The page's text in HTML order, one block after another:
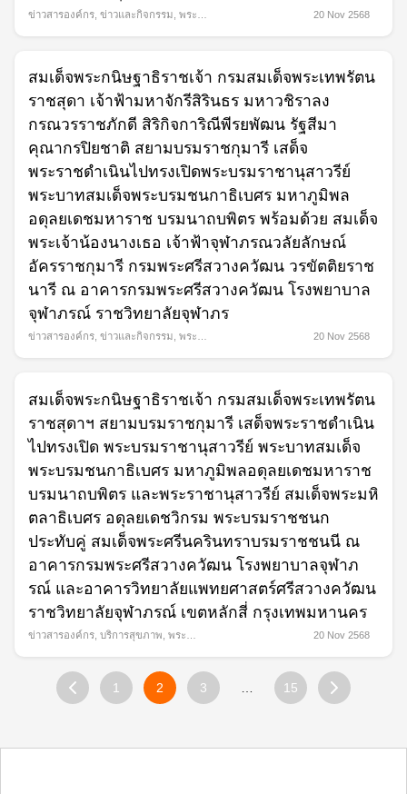
ข่าวสารองค์กร ข่าวและกิจกรรม พระ
20 Nov 2568
สมเด็จพระกนิษฐาธิราชเจ้า กรมสมเด็จพระเทพรัตน
ราชสุดา เจ้าฟ้ามหาจักรีสิรินธร มหาวชิราลง
กรณวรราชภักดี สิริกิจการิณีพีรยพัฒน รัฐสีมา
คุณากรปิยชาติ สยามบรมราชกุมารี เสด็จ
พระราชดำเนินไปทรงเปิดพระบรมราชานุสาวรีย์
พระบาทสมเด็จพระบรมชนกาธิเบศร มหาภูมิพล
อดุลยเดชมหาราช บรมนาถบพิตร พร้อมด้วย สมเด็จ
พระเจ้าน้องนางเธอ เจ้าฟ้าจุฬาภรณวลัยลักษณ์
อัครราชกุมารี กรมพระศรีสวางควัฒน วรขัตติยราช
นารี ณ อาคารกรมพระศรีสวางควัฒน โรงพยาบาล
จุฬาภรณ์ ราชวิทยาลัยจุฬาภร
ข่าวสารองค์กร ข่าวและกิจกรรม พระ
20 Nov 2568
สมเด็จพระกนิษฐาธิราชเจ้า กรมสมเด็จพระเทพรัตน
ราชสุดาฯ สยามบรมราชกุมารี เสด็จพระราชดำเนิน
ไปทรงเปิด พระบรมราชานุสาวรีย์ พระบาทสมเด็จ
พระบรมชนกาธิเบศร มหาภูมิพลอดุลยเดชมหาราช
บรมนาถบพิตร และพระราชานุสาวรีย์ สมเด็จพระมหิ
ตลาธิเบศร อดุลยเดชวิกรม พระบรมราชชนก
ประทับคู่ สมเด็จพระศรีนครินทราบรมราชชนนี ณ
อาคารกรมพระศรีสวางควัฒน โรงพยาบาลจุฬาภ
รณ์ และอาคารวิทยาลัยแพทยศาสตร์ศรีสวางควัฒน
ราชวิทยาลัยจุฬาภรณ์ เขตหลักสี่ กรุงเทพมหานคร
ข่าวสารองค์กร บริการสุขภาพ พระ
20 Nov 2568
1 2 3 15